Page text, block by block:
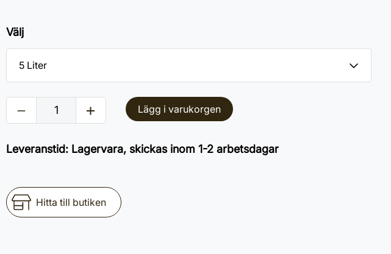
Välj
Lägg i varukorgen
Leveranstid: Lagervara, skickas inom 1-2 arbetsdagar
Hitta till butiken